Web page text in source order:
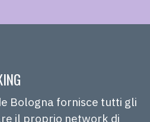
Bologna fornisce tutti gli
il proprio network di